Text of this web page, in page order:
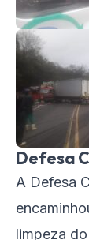
Defesa
A Defesa
limpeza